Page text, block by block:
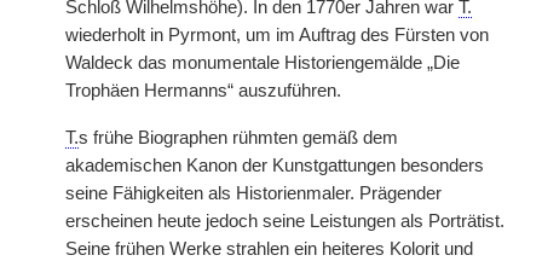
Schloß Wilhelmshöhe). In den 1770er Jahren war T.
wiederholt in Pyrmont, um im Auftrag des Fürsten von
Waldeck das monumentale Historiengemälde „Die
Trophäen Hermanns“ auszuführen.
T.s frühe Biographen rühmten gemäß dem
akademischen Kanon der Kunstgattungen besonders
seine Fähigkeiten als Historienmaler. Prägender
erscheinen heute jedoch seine Leistungen als Porträtist.
Seine frühen Werke strahlen ein heiteres Kolorit und